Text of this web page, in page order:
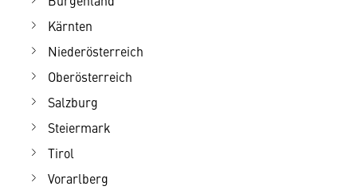
Kärnten
Niederösterreich
Oberösterreich
Salzburg
Steiermark
Tirol
Vorarlberg